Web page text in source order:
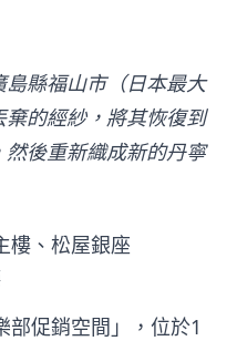
縣福山市（日本最大
的經紗，將其恢復到
後重新織成新的丹寧
樓、松屋銀座
部促銷空間」，位於1